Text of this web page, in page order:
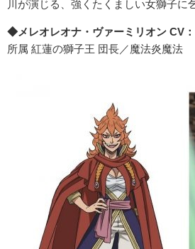
川が演じる、強くたくましい女獅子に
◆メレオレオナ・ヴァーミリオン CV
所属 紅蓮の獅子王 団長／魔法炎魔法